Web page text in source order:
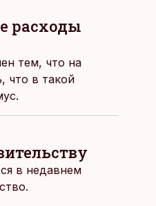
расходы
тем, что на
что в такой
в недавнем